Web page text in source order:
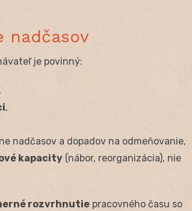
nadčasov
je povinný:
,
nadčasov a dopadov na odmeňovanie,
kapacity (nábor, reorganizácia), nie
rozvrhnutie pracovného času so